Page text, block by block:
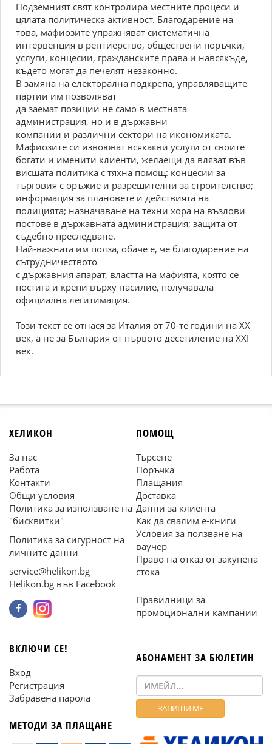
Подземният свят контролира местните процеси и
цялата политическа активност. Благодарение на
това, мафиозите упражняват систематична
интервенция в рентиерство, обществени поръчки,
услуги, концесии, гражданските права и навсякъде,
където могат да печелят незаконно.
В замяна на електорална подкрепа, управляващите
партии им позволяват
да заемат позиции не само в местната
администрация, но и в държавни
компании и различни сектори на икономиката.
Мафиозите си извоюват всякакви услуги от своите
богати и именити клиенти, желаещи да влязат във
висшата политика с тяхна помощ: концесии за
търговия с оръжие и разрешителни за строителство;
информация за плановете и действията на
полицията; назначаване на техни хора на възлови
постове в държавната администрация; защита от
съдебно преследване.
Най-важната им полза, обаче е, че благодарение на
сътрудничеството
с държавния апарат, властта на мафията, която се
постига и крепи върху насилие, получавала
официална легитимация.
Този текст се отнася за Италия от 70-те години на XX
век, а не за България от първото десетилетие на XXI
век.
ХЕЛИКОН
За нас
Работа
Контакти
Общи условия
Политика за използване на
"бисквитки"
Политика за сигурност на
личните данни
service@helikon.bg
Helikon.bg във Facebook
ПОМОЩ
Търсене
Поръчка
Плащания
Доставка
Данни за клиента
Как да свалим е-книги
Условия за ползване на
ваучер
Право на отказ от закупена
стока
Правилници за
промоционални кампании
ВКЛЮЧИ СЕ!
Вход
Регистрация
Забравена парола
МЕТОДИ ЗА ПЛАЩАНЕ
АБОНАМЕНТ ЗА БЮЛЕТИН